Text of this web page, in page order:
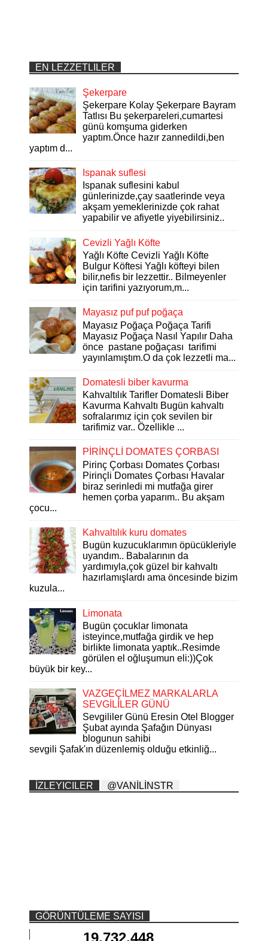
EN LEZZETLILER
Şekerpare
Şekerpare Kolay Şekerpare Bayram
Tatlısı Bu şekerpareleri,cumartesi
günü komşuma giderken
yaptım.Önce hazır zannedildi,ben
yaptım d...
Ispanak suflesi
Ispanak suflesini kabul
günlerinizde,çay saatlerinde veya
akşam yemeklerinizde çok rahat
yapabilir ve afiyetle yiyebilirsiniz..
Cevizli Yağlı Köfte
Yağlı Köfte Cevizli Yağlı Köfte
Bulgur Köftesi Yağlı köfteyi bilen
bilir,nefis bir lezzettir.. Bilmeyenler
için tarifini yazıyorum,m...
Mayasız puf puf poğaça
Mayasız Poğaça Poğaça Tarifi
Mayasız Poğaça Nasıl Yapılır Daha
önce pastane poğaçası tarifimi
yayınlamıştım.O da çok lezzetli ma...
Domatesli biber kavurma
Kahvaltılık Tarifler Domatesli Biber
Kavurma Kahvaltı Bugün kahvaltı
sofralarımız için çok sevilen bir
tarifimiz var.. Özellikle ...
PİRİNÇLİ DOMATES ÇORBASI
Pirinç Çorbası Domates Çorbası
Pirinçli Domates Çorbası Havalar
biraz serinledi mi mutfağa girer
hemen çorba yaparım.. Bu akşam
çocu...
Kahvaltılık kuru domates
Bugün kuzucuklarımın öpücükleriyle
uyandım.. Babalarının da
yardımıyla,çok güzel bir kahvaltı
hazırlamışlardı ama öncesinde bizim
kuzula...
Limonata
Bugün çocuklar limonata
isteyince,mutfağa girdik ve hep
birlikte limonata yaptık..Resimde
görülen el oğluşumun eli:))Çok
büyük bir key...
VAZGEÇİLMEZ MARKALARLA
SEVGİLİLER GÜNÜ
Sevgililer Günü Eresin Otel Blogger
Şubat ayında Şafağın Dünyası
blogunun sahibi
sevgili Şafak'ın düzenlemiş olduğu etkinliğ...
İZLEYICILER @VANİLİNSTR
GÖRÜNTÜLEME SAYISI
19,732,448